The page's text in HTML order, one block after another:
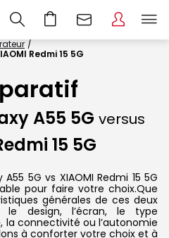
Redmi 15 5G
A55 5G versus
15 5G
5G vs XIAOMI Redmi 15 5G
pour faire votre choix.Que
générales de ces deux
le design, l’écran, le type
la connectivité ou l’autonomie
à conforter votre choix et à